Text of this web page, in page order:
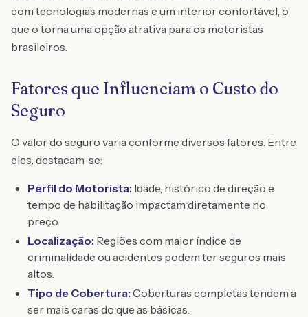
com tecnologias modernas e um interior confortável, o
que o torna uma opção atrativa para os motoristas
brasileiros.
Fatores que Influenciam o Custo do
Seguro
O valor do seguro varia conforme diversos fatores. Entre
eles, destacam-se:
Perfil do Motorista: Idade, histórico de direção e
tempo de habilitação impactam diretamente no
preço.
Localização: Regiões com maior índice de
criminalidade ou acidentes podem ter seguros mais
altos.
Tipo de Cobertura: Coberturas completas tendem a
ser mais caras do que as básicas.